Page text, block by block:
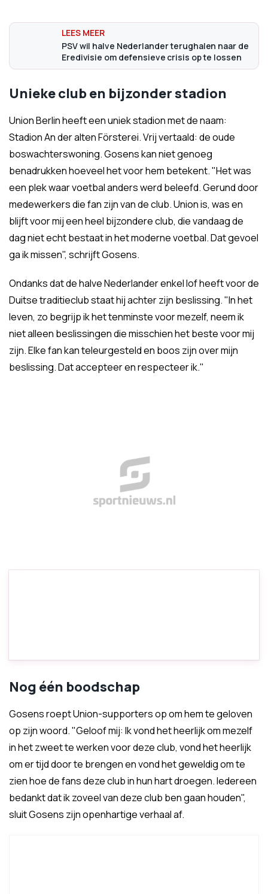
PSV wil halve Nederlander terughalen naar de
Eredivisie om defensieve crisis op te lossen
Unieke club en bijzonder stadion
Union Berlin heeft een uniek stadion met de naam:
Stadion An der alten Försterei. Vrij vertaald: de oude
boswachterswoning. Gosens kan niet genoeg
benadrukken hoeveel het voor hem betekent. "Het was
een plek waar voetbal anders werd beleefd. Gerund door
medewerkers die fan zijn van de club. Union is, was en
blijft voor mij een heel bijzondere club, die vandaag de
dag niet echt bestaat in het moderne voetbal. Dat gevoel
ga ik missen", schrijft Gosens.
Ondanks dat de halve Nederlander enkel lof heeft voor de
Duitse traditieclub staat hij achter zijn beslissing. "In het
leven, zo begrijp ik het tenminste voor mezelf, neem ik
niet alleen beslissingen die misschien het beste voor mij
zijn. Elke fan kan teleurgesteld en boos zijn over mijn
beslissing. Dat accepteer en respecteer ik."
Nog één boodschap
Gosens roept Union-supporters op om hem te geloven
op zijn woord. "Geloof mij: Ik vond het heerlijk om mezelf
in het zweet te werken voor deze club, vond het heerlijk
om er tijd door te brengen en vond het geweldig om te
zien hoe de fans deze club in hun hart droegen. Iedereen
bedankt dat ik zoveel van deze club ben gaan houden",
sluit Gosens zijn openhartige verhaal af.